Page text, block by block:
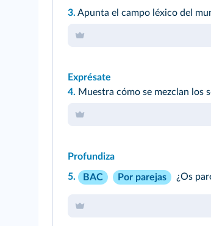
3. Apunta el campo léxico del
Exprésate
4. Muestra cómo se mezclan los
Profundiza
5. BAC Por parejas ¿Os